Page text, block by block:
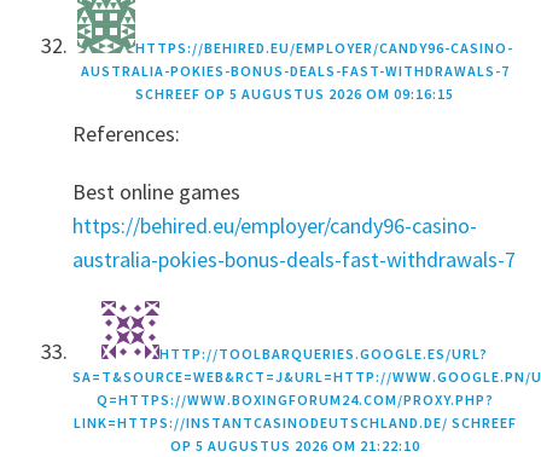
HTTPS://BEHIRED.EU/EMPLOYER/CANDY96-CASINO-
AUSTRALIA-POKIES-BONUS-DEALS-FAST-WITHDRAWALS-7
SCHREEF OP 5 AUGUSTUS 2026 OM 09:16:15
References:
Best online games
https://behired.eu/employer/candy96-casino-
australia-pokies-bonus-deals-fast-withdrawals-7
HTTP://TOOLBARQUERIES.GOOGLE.ES/URL?
SA=T&SOURCE=WEB&RCT=J&URL=HTTP://WWW.GOOGLE.PN/
Q=HTTPS://WWW.BOXINGFORUM24.COM/PROXY.PHP?
LINK=HTTPS://INSTANTCASINODEUTSCHLAND.DE/ SCHREEF
OP 5 AUGUSTUS 2026 OM 21:22:10